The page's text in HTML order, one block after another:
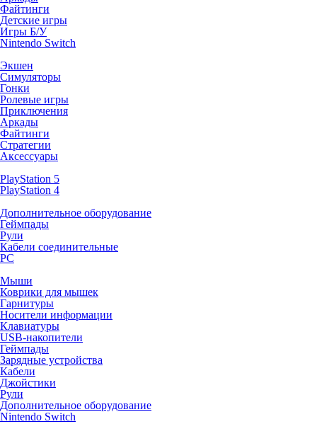
Файтинги
Детские игры
Игры Б/У
Nintendo Switch
Экшен
Симуляторы
Гонки
Ролевые игры
Приключения
Аркады
Файтинги
Стратегии
Аксессуары
PlayStation 5
PlayStation 4
Дополнительное оборудование
Геймпады
Рули
Кабели соединительные
PC
Мыши
Коврики для мышек
Гарнитуры
Носители информации
Клавиатуры
USB-накопители
Геймпады
Зарядные устройства
Кабели
Джойстики
Рули
Дополнительное оборудование
Nintendo Switch